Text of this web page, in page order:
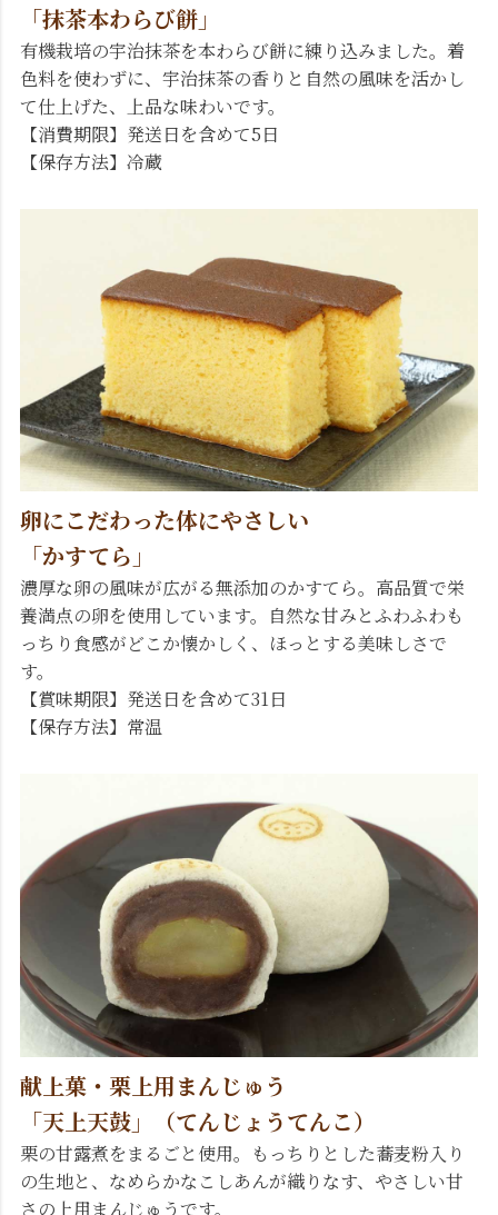
「抹茶本わらび餅」
有機栽培の宇治抹茶を本わらび餅に練り込みました。着
色料を使わずに、宇治抹茶の香りと自然の風味を活かし
て仕上げた、上品な味わいです。
【消費期限】発送日を含めて5日
【保存方法】冷蔵
卵にこだわった体にやさしい
「かすてら」
濃厚な卵の風味が広がる無添加のかすてら。高品質で栄
養満点の卵を使用しています。自然な甘みとふわふわも
っちり食感がどこか懐かしく、ほっとする美味しさで
す。
【賞味期限】発送日を含めて31日
【保存方法】常温
献上菓・栗上用まんじゅう
「天上天鼓」（てんじょうてんこ）
栗の甘露煮をまるごと使用。もっちりとした蕎麦粉入り
の生地と、なめらかなこしあんが織りなす、やさしい甘
さの上用まんじゅうです。